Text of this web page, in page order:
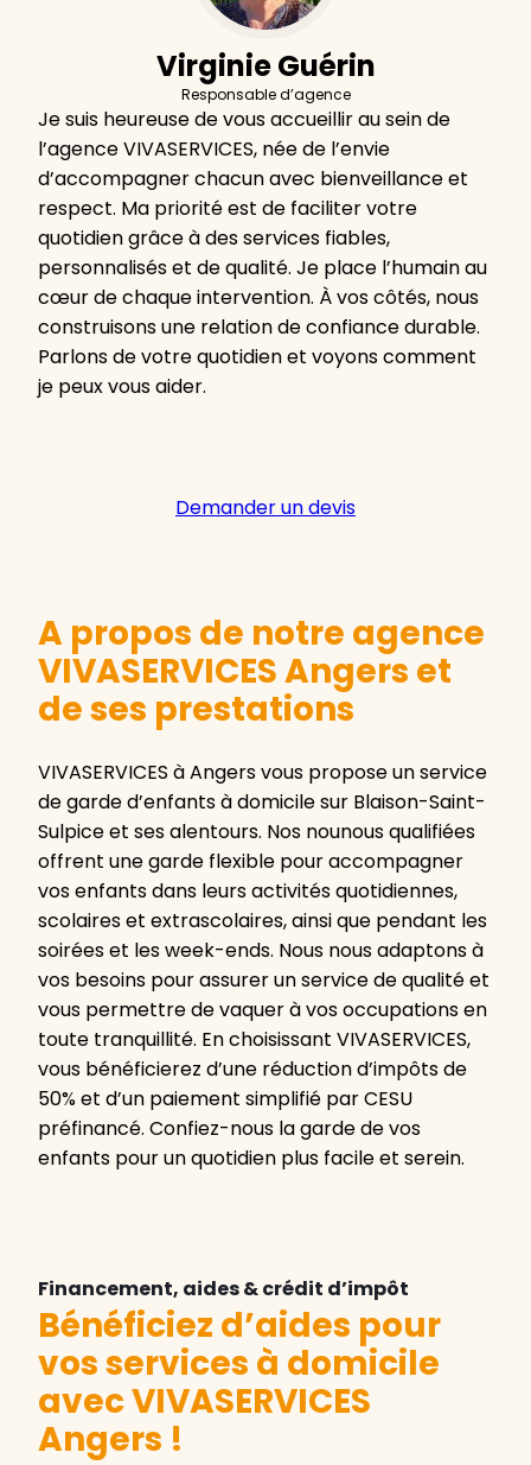
Virginie Guérin
Responsable d’agence
Je suis heureuse de vous accueillir au sein de
l’agence VIVASERVICES, née de l’envie
d’accompagner chacun avec bienveillance et
respect. Ma priorité est de faciliter votre
quotidien grâce à des services fiables,
personnalisés et de qualité. Je place l’humain au
cœur de chaque intervention. À vos côtés, nous
construisons une relation de confiance durable.
Parlons de votre quotidien et voyons comment
je peux vous aider.
Demander un devis
A propos de notre agence
VIVASERVICES Angers et
de ses prestations
VIVASERVICES à Angers vous propose un service
de garde d’enfants à domicile sur Blaison-Saint-
Sulpice et ses alentours. Nos nounous qualifiées
offrent une garde flexible pour accompagner
vos enfants dans leurs activités quotidiennes,
scolaires et extrascolaires, ainsi que pendant les
soirées et les week-ends. Nous nous adaptons à
vos besoins pour assurer un service de qualité et
vous permettre de vaquer à vos occupations en
toute tranquillité. En choisissant VIVASERVICES,
vous bénéficierez d’une réduction d’impôts de
50% et d’un paiement simplifié par CESU
préfinancé. Confiez-nous la garde de vos
enfants pour un quotidien plus facile et serein.
Financement, aides & crédit d’impôt
Bénéficiez d’aides pour
vos services à domicile
avec VIVASERVICES
Angers !